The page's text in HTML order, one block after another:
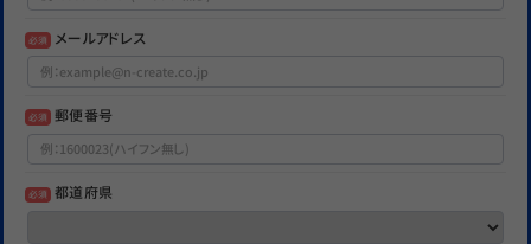
必須 メールアドレス
必須 郵便番号
必須 都道府県